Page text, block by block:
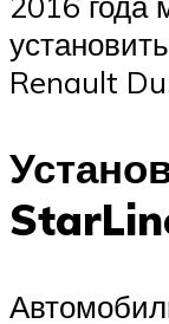
Renault